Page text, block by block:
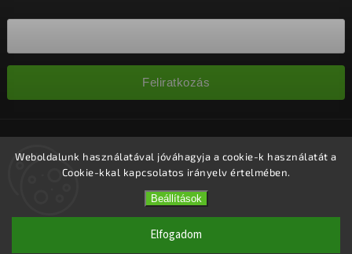
Weboldalunk használatával jóváhagyja a cookie-k használatát a
Cookie-kkal kapcsolatos irányelv értelmében.
Beállítások
Elfogadom
Feliratkozás
fenntartva.
Süti beállítások szerkesztése
Shoptet| Design